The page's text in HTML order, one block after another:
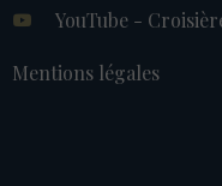
YouTube -
Mentions légales